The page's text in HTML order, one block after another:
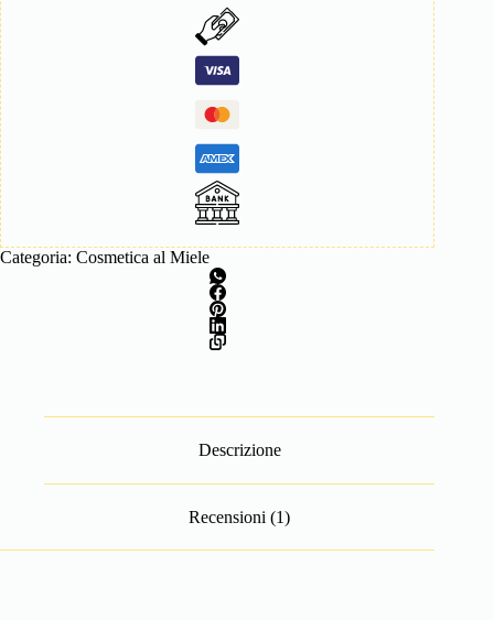
Categoria: Cosmetica al Miele
Descrizione
Recensioni (1)